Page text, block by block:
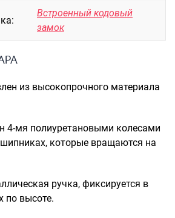
Сумки-рюкзаки на колёсах
Сумки детские
Рюкзаки городские
Рюкзаки детские
Рюкзаки туристические
Рюкзаки на колесах
ШОППЕРЫ
Встроенный кодовый
замок
из высокопрочного материала
4-мя полиуретановыми колесами
которые вращаются на
ручка, фиксируется в
по высоте.